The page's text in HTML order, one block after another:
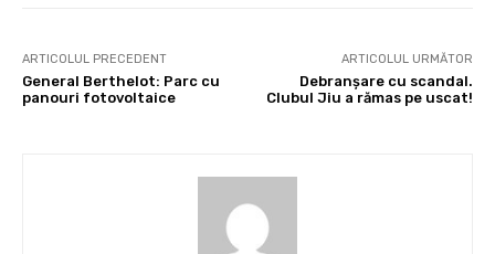
ARTICOLUL PRECEDENT
General Berthelot: Parc cu
panouri fotovoltaice
ARTICOLUL URMĂTOR
Debranşare cu scandal.
Clubul Jiu a rămas pe uscat!